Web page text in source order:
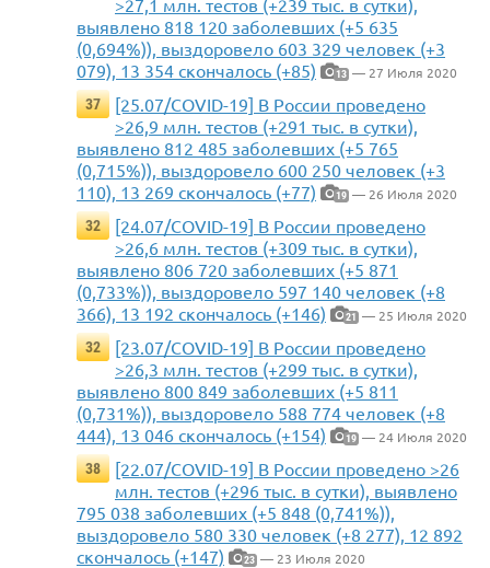
выявлено 818 120 заболевших (+5 635
(0,694%)), выздоровело 603 329 человек (+3
079), 13 354 скончалось (+85)
13 — 27 Июля 2020
37
[25.07/COVID-19] В России проведено
>26,9 млн. тестов (+291 тыс. в сутки),
выявлено 812 485 заболевших (+5 765
(0,715%)), выздоровело 600 250 человек (+3
110), 13 269 скончалось (+77)
19 — 26 Июля 2020
32
[24.07/COVID-19] В России проведено
>26,6 млн. тестов (+309 тыс. в сутки),
выявлено 806 720 заболевших (+5 871
(0,733%)), выздоровело 597 140 человек (+8
366), 13 192 скончалось (+146)
21 — 25 Июля 2020
32
[23.07/COVID-19] В России проведено
>26,3 млн. тестов (+299 тыс. в сутки),
выявлено 800 849 заболевших (+5 811
(0,731%)), выздоровело 588 774 человек (+8
444), 13 046 скончалось (+154)
19 — 24 Июля 2020
38
[22.07/COVID-19] В России проведено >26
млн. тестов (+296 тыс. в сутки), выявлено
795 038 заболевших (+5 848 (0,741%)),
выздоровело 580 330 человек (+8 277), 12 892
скончалось (+147)
23 — 23 Июля 2020